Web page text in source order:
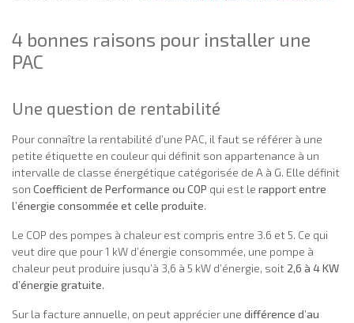
4 bonnes raisons pour installer une
PAC
Une question de rentabilité
Pour connaître la rentabilité d’une PAC, il faut se référer à une
petite étiquette en couleur qui définit son appartenance à un
intervalle de classe énergétique catégorisée de A à G. Elle définit
son Coefficient de Performance ou COP qui est le rapport entre
l’énergie consommée et celle produite.
Le COP des pompes à chaleur est compris entre 3.6 et 5. Ce qui
veut dire que pour 1 kW d’énergie consommée, une pompe à
chaleur peut produire jusqu’à 3,6 à 5 kW d’énergie, soit 2,6 à 4 KW
d’énergie gratuite.
Sur la facture annuelle, on peut apprécier une différence d’au